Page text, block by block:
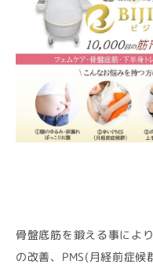
骨盤底筋を鍛える事によ
の改善、PMS(月経前症候